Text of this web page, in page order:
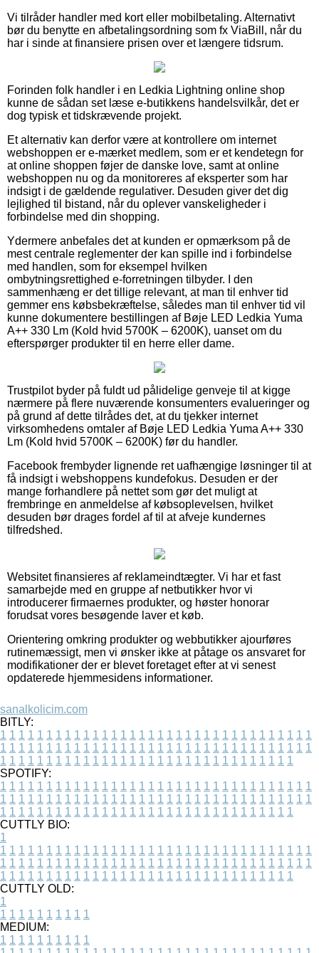
Vi tilråder handler med kort eller mobilbetaling. Alternativt
bør du benytte en afbetalingsordning som fx ViaBill, når du
har i sinde at finansiere prisen over et længere tidsrum.
Forinden folk handler i en Ledkia Lightning online shop
kunne de sådan set læse e-butikkens handelsvilkår, det er
dog typisk et tidskrævende projekt.
Et alternativ kan derfor være at kontrollere om internet
webshoppen er e-mærket medlem, som er et kendetegn for
at online shoppen føjer de danske love, samt at online
webshoppen nu og da monitoreres af eksperter som har
indsigt i de gældende regulativer. Desuden giver det dig
lejlighed til bistand, når du oplever vanskeligheder i
forbindelse med din shopping.
Ydermere anbefales det at kunden er opmærksom på de
mest centrale reglementer der kan spille ind i forbindelse
med handlen, som for eksempel hvilken
ombytningsrettighed e-forretningen tilbyder. I den
sammenhæng er det tillige relevant, at man til enhver tid
gemmer ens købsbekræftelse, således man til enhver tid vil
kunne dokumentere bestillingen af Bøje LED Ledkia Yuma
A++ 330 Lm (Kold hvid 5700K – 6200K), uanset om du
efterspørger produkter til en herre eller dame.
Trustpilot byder på fuldt ud pålidelige genveje til at kigge
nærmere på flere nuværende konsumenters evalueringer og
på grund af dette tilrådes det, at du tjekker internet
virksomhedens omtaler af Bøje LED Ledkia Yuma A++ 330
Lm (Kold hvid 5700K – 6200K) før du handler.
Facebook frembyder lignende ret uafhængige løsninger til at
få indsigt i webshoppens kundefokus. Desuden er der
mange forhandlere på nettet som gør det muligt at
frembringe en anmeldelse af købsoplevelsen, hvilket
desuden bør drages fordel af til at afveje kundernes
tilfredshed.
Websitet finansieres af reklameindtægter. Vi har et fast
samarbejde med en gruppe af netbutikker hvor vi
introducerer firmaernes produkter, og høster honorar
forudsat vores besøgende laver et køb.
Orientering omkring produkter og webbutikker ajourføres
rutinemæssigt, men vi ønsker ikke at påtage os ansvaret for
modifikationer der er blevet foretaget efter at vi senest
opdaterede hjemmesidens informationer.
sanalkolicim.com
BITLY:
1 1 1 1 1 1 1 1 1 1 1 1 1 1 1 1 1 1 1 1 1 1 1 1 1 1 1 1 1 1 1 1 1 1
1 1 1 1 1 1 1 1 1 1 1 1 1 1 1 1 1 1 1 1 1 1 1 1 1 1 1 1 1 1 1 1 1 1
1 1 1 1 1 1 1 1 1 1 1 1 1 1 1 1 1 1 1 1 1 1 1 1 1 1 1 1 1 1 1 1
SPOTIFY:
1 1 1 1 1 1 1 1 1 1 1 1 1 1 1 1 1 1 1 1 1 1 1 1 1 1 1 1 1 1 1 1 1 1
1 1 1 1 1 1 1 1 1 1 1 1 1 1 1 1 1 1 1 1 1 1 1 1 1 1 1 1 1 1 1 1 1 1
1 1 1 1 1 1 1 1 1 1 1 1 1 1 1 1 1 1 1 1 1 1 1 1 1 1 1 1 1 1 1 1
CUTTLY BIO:
1
1 1 1 1 1 1 1 1 1 1 1 1 1 1 1 1 1 1 1 1 1 1 1 1 1 1 1 1 1 1 1 1 1 1
1 1 1 1 1 1 1 1 1 1 1 1 1 1 1 1 1 1 1 1 1 1 1 1 1 1 1 1 1 1 1 1 1 1
1 1 1 1 1 1 1 1 1 1 1 1 1 1 1 1 1 1 1 1 1 1 1 1 1 1 1 1 1 1 1 1
CUTTLY OLD:
1
1 1 1 1 1 1 1 1 1 1
MEDIUM:
1 1 1 1 1 1 1 1 1 1